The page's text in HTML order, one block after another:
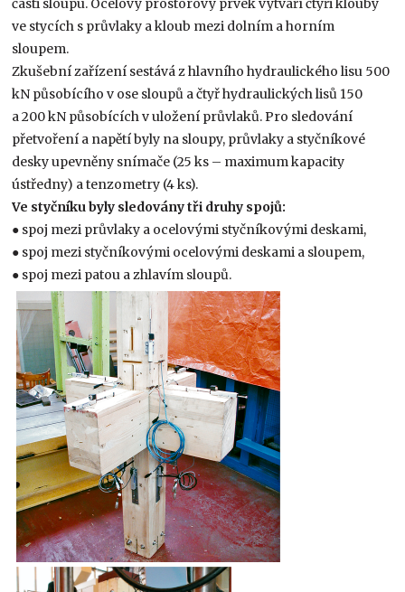
části sloupu. Ocelový prostorový prvek vytváří čtyři klouby
ve stycích s průvlaky a kloub mezi dolním a horním
sloupem.
Zkušební zařízení sestává z hlavního hydraulického lisu 500
kN působícího v ose sloupů a čtyř hydraulických lisů 150
a 200 kN působících v uložení průvlaků. Pro sledování
přetvoření a napětí byly na sloupy, průvlaky a styčníkové
desky upevněny snímače (25 ks – maximum kapacity
ústředny) a tenzometry (4 ks).
Ve styčníku byly sledovány tři druhy spojů:
● spoj mezi průvlaky a ocelovými styčníkovými deskami,
● spoj mezi styčníkovými ocelovými deskami a sloupem,
● spoj mezi patou a zhlavím sloupů.